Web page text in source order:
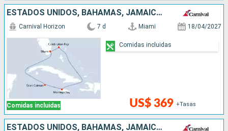
ESTADOS UNIDOS, BAHAMAS, JAMAICA, ISLAS CAIMÁN
Comidas incluidas
Carnival Horizon 7 d Miami 18/04/2027
US$ 369 +Tasas
Comidas incluidas
ESTADOS UNIDOS, BAHAMAS, JAMAICA, ISLAS CAIMÁN